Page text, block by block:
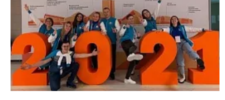
Цена по запросу
Производитель
Экологический класс